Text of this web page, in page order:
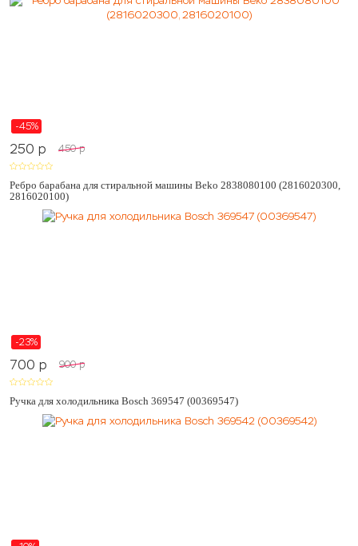
-45%
250 p 450 p
Ребро барабана для стиральной машины Beko 2838080100 (2816020300,
2816020100)
-23%
700 p 900 p
Ручка для холодильника Bosch 369547 (00369547)